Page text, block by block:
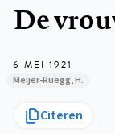
De
6 MEI 1921
Meijer-Rüegg, H.
Citeren